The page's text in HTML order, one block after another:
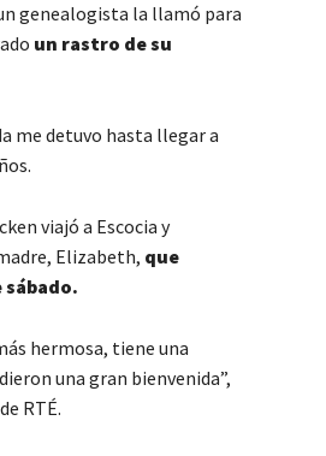
genealogista la llamó para
un rastro de su
me detuvo hasta llegar a
viajó a Escocia y
Elizabeth, que
sábado.
hermosa, tiene una
una gran bienvenida”,
RTÉ.